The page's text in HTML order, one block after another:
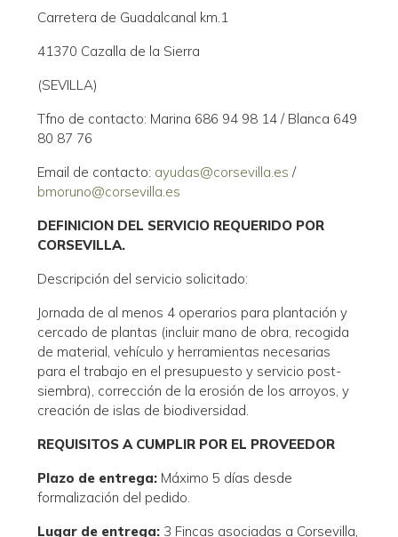
Carretera de Guadalcanal km.1
41370 Cazalla de la Sierra
(SEVILLA)
Tfno de contacto: Marina 686 94 98 14 / Blanca 649
80 87 76
Email de contacto: ayudas@corsevilla.es /
bmoruno@corsevilla.es
DEFINICION DEL SERVICIO REQUERIDO POR
CORSEVILLA.
Descripción del servicio solicitado:
Jornada de al menos 4 operarios para plantación y
cercado de plantas (incluir mano de obra, recogida
de material, vehículo y herramientas necesarias
para el trabajo en el presupuesto y servicio post-
siembra), corrección de la erosión de los arroyos, y
creación de islas de biodiversidad.
REQUISITOS A CUMPLIR POR EL PROVEEDOR
Plazo de entrega: Máximo 5 días desde
formalización del pedido.
Lugar de entrega: 3 Fincas asociadas a Corsevilla,